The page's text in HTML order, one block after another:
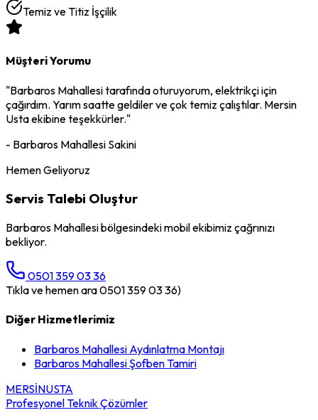
Temiz ve Titiz İşçilik
Müşteri Yorumu
"Barbaros Mahallesitarafında oturuyorum, elektrikçiiçin
çağırdım. Yarım saatte geldiler ve çok temiz çalıştılar. Mersin
Usta ekibine teşekkürler."
- Barbaros Mahallesi Sakini
Hemen Geliyoruz
Servis Talebi Oluştur
Barbaros Mahallesibölgesindeki mobil ekibimiz çağrınızı
bekliyor.
0501 359 03 36
Tıkla ve hemen ara 0501 359 03 36)
Diğer Hizmetlerimiz
Barbaros Mahallesi Aydınlatma Montajı
Barbaros MahallesiŞofben Tamiri
MERSİNUSTA
Profesyonel Teknik Çözümler